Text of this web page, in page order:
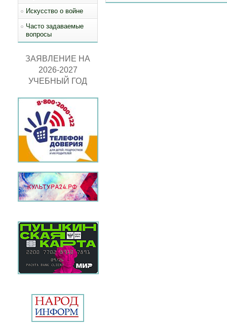
Искусство о войне
Часто задаваемые
вопросы
ЗАЯВЛЕНИЕ НА
2026-2027
УЧЕБНЫЙ ГОД